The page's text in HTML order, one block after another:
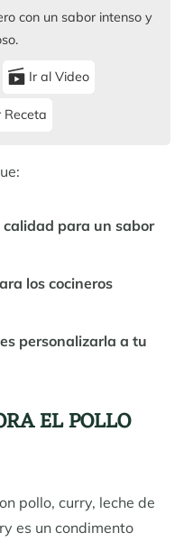
con un sabor intenso y
Ir al Video
para un sabor
los cocineros
personalizarla a tu
EL POLLO
pollo, curry, leche de
es un condimento